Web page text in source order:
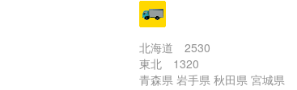
北海道 2530
東北 1320
青森県 岩手県 秋田県 宮城県